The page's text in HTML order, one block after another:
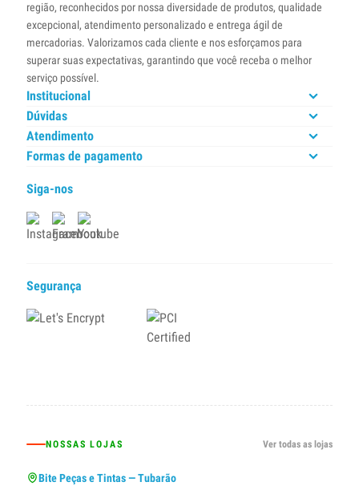
região, reconhecidos por nossa diversidade de produtos, qualidade
excepcional, atendimento personalizado e entrega ágil de
mercadorias. Valorizamos cada cliente e nos esforçamos para
superar suas expectativas, garantindo que você receba o melhor
serviço possível.
Institucional
Dúvidas
Atendimento
Formas de pagamento
Siga-nos
Segurança
NOSSAS LOJAS Ver todas as lojas
Bite Peças e Tintas — Tubarão